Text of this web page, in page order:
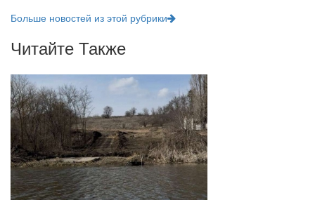
Больше новостей из этой рубрики
Читайте Также